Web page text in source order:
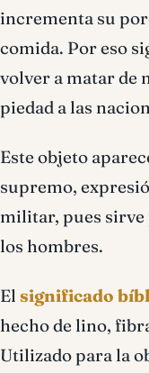
incrementa su
comida. Por eso
volver a matar de
piedad a las
Este objeto
supremo,
militar, pues
los hombres.
El significado
hecho de lino,
Utilizado para la